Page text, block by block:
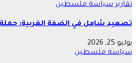
تقاريرسياسةفلسطين
تصعيد شامل في الضفة الغربية: حملة
يوليو 25, 2026
سياسةفلسطين